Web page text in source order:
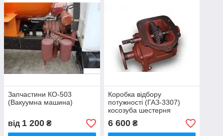
Запчастини КО-503
(Вакуумна машина)
від 1 200 ₴
Коробка відбору
потужності (ГАЗ-3307)
косозуба шестерня
6 600₴